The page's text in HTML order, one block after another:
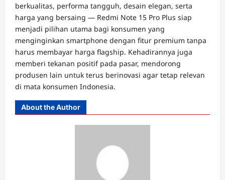
berkualitas, performa tangguh, desain elegan, serta
harga yang bersaing — Redmi Note 15 Pro Plus siap
menjadi pilihan utama bagi konsumen yang
menginginkan smartphone dengan fitur premium tanpa
harus membayar harga flagship. Kehadirannya juga
memberi tekanan positif pada pasar, mendorong
produsen lain untuk terus berinovasi agar tetap relevan
di mata konsumen Indonesia.
About the Author